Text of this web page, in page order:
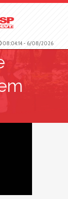
08:04:15 - 6/08/2026